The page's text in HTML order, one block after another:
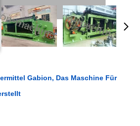
Gabion, Das Maschine Für